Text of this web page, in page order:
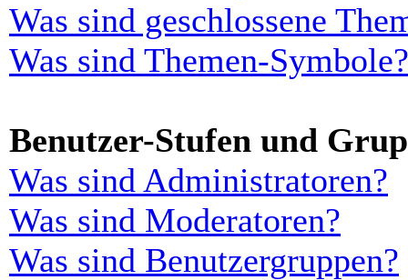
Was sind geschlossene
Was sind Themen-Symbole?
Benutzer-Stufen und
Was sind Administratoren?
Was sind Moderatoren?
Was sind Benutzergruppen?